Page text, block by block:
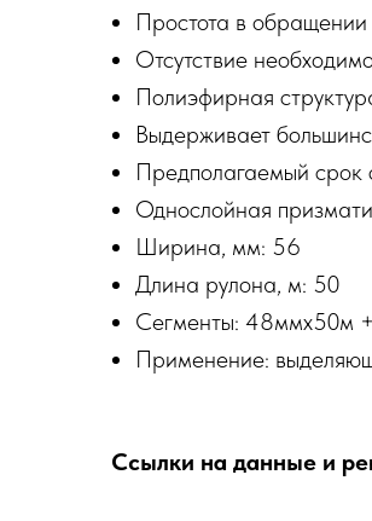
Простота в
Отсутствие
Полиэфирная
Выдерживает
Предполагаемый срок
Однослойная
Ширина, мм: 56
Длина рулона, м: 50
Сегменты: 48ммх50м
Применение:
Ссылки на данные и